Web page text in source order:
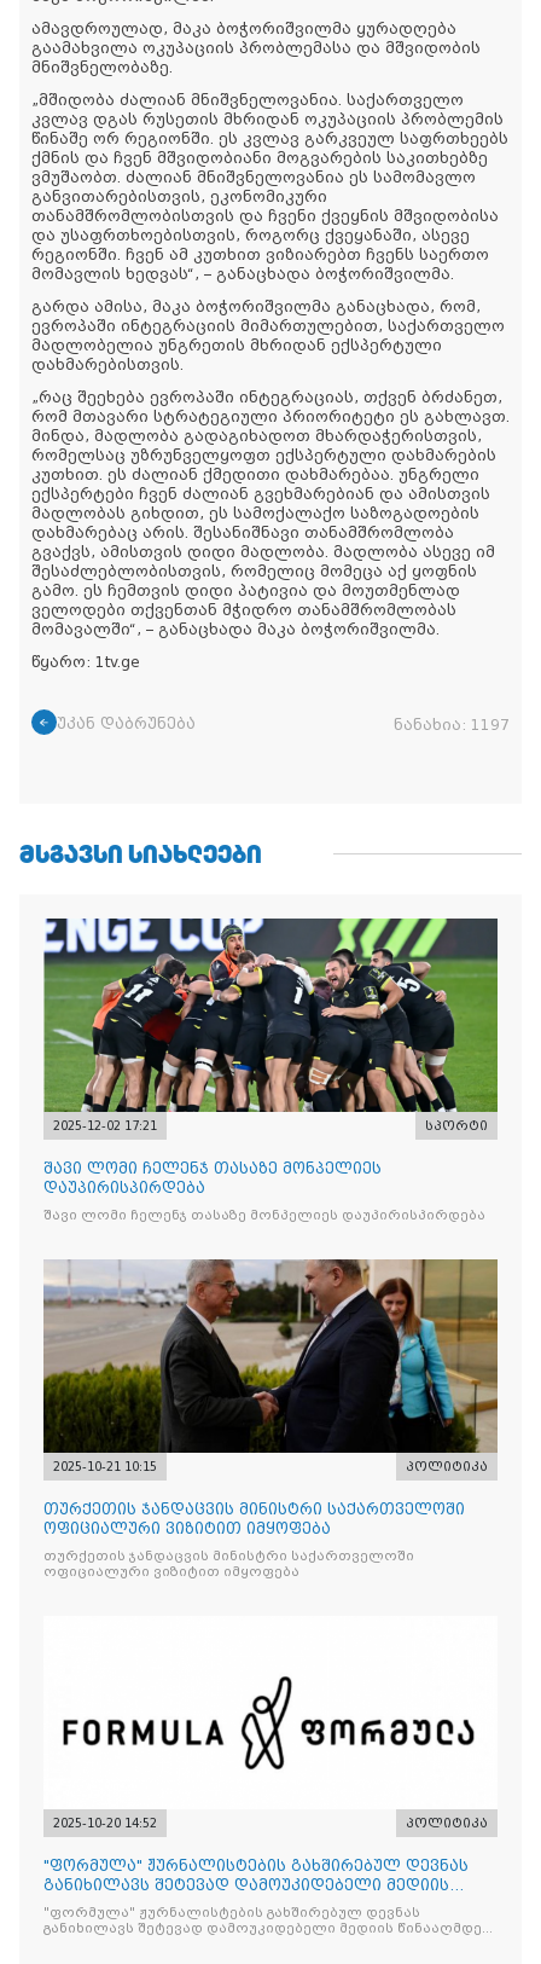
ამავდროულად, მაკა ბოჭორიშვილმა ყურადღება
გაამახვილა ოკუპაციის პრობლემასა და მშვიდობის
მნიშვნელობაზე.
„მშიდობა ძალიან მნიშვნელოვანია. საქართველო
კვლავ დგას რუსეთის მხრიდან ოკუპაციის პრობლემის
წინაშე ორ რეგიონში. ეს კვლავ გარკვეულ საფრთხეებს
ქმნის და ჩვენ მშვიდობიანი მოგვარების საკითხებზე
ვმუშაობთ. ძალიან მნიშვნელოვანია ეს სამომავლო
განვითარებისთვის, ეკონომიკური
თანამშრომლობისთვის და ჩვენი ქვეყნის მშვიდობისა
და უსაფრთხოებისთვის, როგორც ქვეყანაში, ასევე
რეგიონში. ჩვენ ამ კუთხით ვიზიარებთ ჩვენს საერთო
მომავლის ხედვას“, – განაცხადა ბოჭორიშვილმა.
გარდა ამისა, მაკა ბოჭორიშვილმა განაცხადა, რომ,
ევროპაში ინტეგრაციის მიმართულებით, საქართველო
მადლობელია უნგრეთის მხრიდან ექსპერტული
დახმარებისთვის.
„რაც შეეხება ევროპაში ინტეგრაციას, თქვენ ბრძანეთ,
რომ მთავარი სტრატეგიული პრიორიტეტი ეს გახლავთ.
მინდა, მადლობა გადაგიხადოთ მხარდაჭერისთვის,
რომელსაც უზრუნველყოფთ ექსპერტული დახმარების
კუთხით. ეს ძალიან ქმედითი დახმარებაა. უნგრელი
ექსპერტები ჩვენ ძალიან გვეხმარებიან და ამისთვის
მადლობას გიხდით, ეს სამოქალაქო საზოგადოების
დახმარებაც არის. შესანიშნავი თანამშრომლობა
გვაქვს, ამისთვის დიდი მადლობა. მადლობა ასევე იმ
შესაძლებლობისთვის, რომელიც მომეცა აქ ყოფნის
გამო. ეს ჩემთვის დიდი პატივია და მოუთმენლად
ველოდები თქვენთან მჭიდრო თანამშრომლობას
მომავალში“, – განაცხადა მაკა ბოჭორიშვილმა.
წყარო: 1tv.ge
უკან დაბრუნება ნანახია: 1197
ᲛᲡᲒᲐᲕᲡᲘ ᲡᲘᲐᲮᲚᲔᲔᲑᲘ
2025-12-02 17:21 სპორტი
შავი ლომი ჩელენჯ თასაზე მონპელიეს
დაუპირისპირდება
შავი ლომი ჩელენჯ თასაზე მონპელიეს დაუპირისპირდება
2025-10-21 10:15 პოლიტიკა
თურქეთის ჯანდაცვის მინისტრი საქართველოში
ოფიციალური ვიზიტით იმყოფება
თურქეთის ჯანდაცვის მინისტრი საქართველოში
ოფიციალური ვიზიტით იმყოფება
2025-10-20 14:52 პოლიტიკა
"ფორმულა" ჟურნალისტების გახშირებულ დევნას
განიხილავს შეტევად დამოუკიდებელი მედიის
წინააღმდ
"ფორმულა" ჟურნალისტების გახშირებულ დევნას
განიხილავს შეტევად დამოუკიდებელი მედიის წინააღმდეგ,